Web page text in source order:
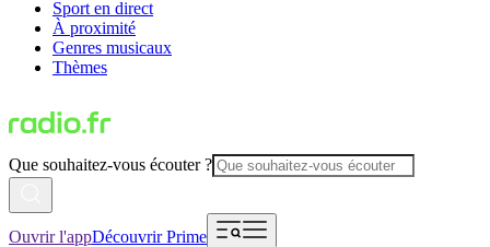
Sport en direct
À proximité
Genres musicaux
Thèmes
Que souhaitez-vous écouter ?
Ouvrir l'appDécouvrir Prime